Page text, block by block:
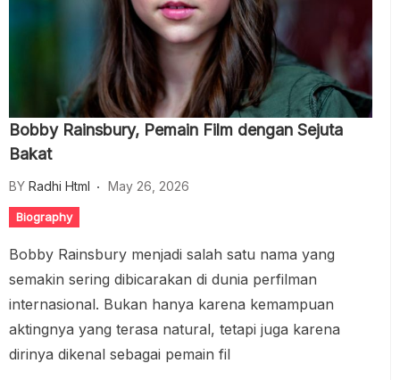
Bobby Rainsbury, Pemain Film dengan Sejuta
Bakat
BY Radhi Html May 26, 2026
Biography
Bobby Rainsbury menjadi salah satu nama yang
semakin sering dibicarakan di dunia perfilman
internasional. Bukan hanya karena kemampuan
aktingnya yang terasa natural, tetapi juga karena
dirinya dikenal sebagai pemain fil